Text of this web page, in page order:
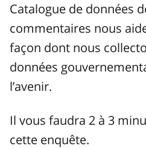
Catalogue de données
commentaires nous
façon dont nous
données
l’avenir.
Il vous faudra 2 à 3
cette enquête.